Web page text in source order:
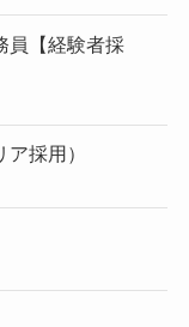
員【経験者採
採用）